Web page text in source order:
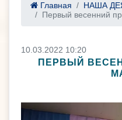
Главная НАША
Первый весенний
10.03.2022 10:20
ПЕРВЫЙ